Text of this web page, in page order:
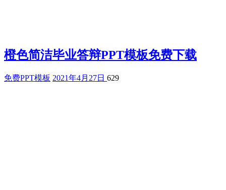
橙色简洁毕业答辩PPT模板免费下载
免费PPT模板 2021年4月27日 629